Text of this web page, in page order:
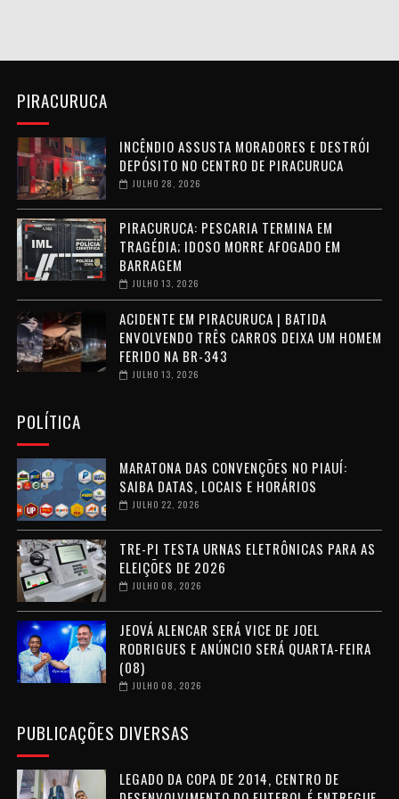
PIRACURUCA
INCÊNDIO ASSUSTA MORADORES E DESTRÓI
DEPÓSITO NO CENTRO DE PIRACURUCA
JULHO 28, 2026
PIRACURUCA: PESCARIA TERMINA EM
TRAGÉDIA; IDOSO MORRE AFOGADO EM
BARRAGEM
JULHO 13, 2026
ACIDENTE EM PIRACURUCA | BATIDA
ENVOLVENDO TRÊS CARROS DEIXA UM HOMEM
FERIDO NA BR-343
JULHO 13, 2026
POLÍTICA
MARATONA DAS CONVENÇÕES NO PIAUÍ:
SAIBA DATAS, LOCAIS E HORÁRIOS
JULHO 22, 2026
TRE-PI TESTA URNAS ELETRÔNICAS PARA AS
ELEIÇÕES DE 2026
JULHO 08, 2026
JEOVÁ ALENCAR SERÁ VICE DE JOEL
RODRIGUES E ANÚNCIO SERÁ QUARTA-FEIRA
(08)
JULHO 08, 2026
PUBLICAÇÕES DIVERSAS
LEGADO DA COPA DE 2014, CENTRO DE